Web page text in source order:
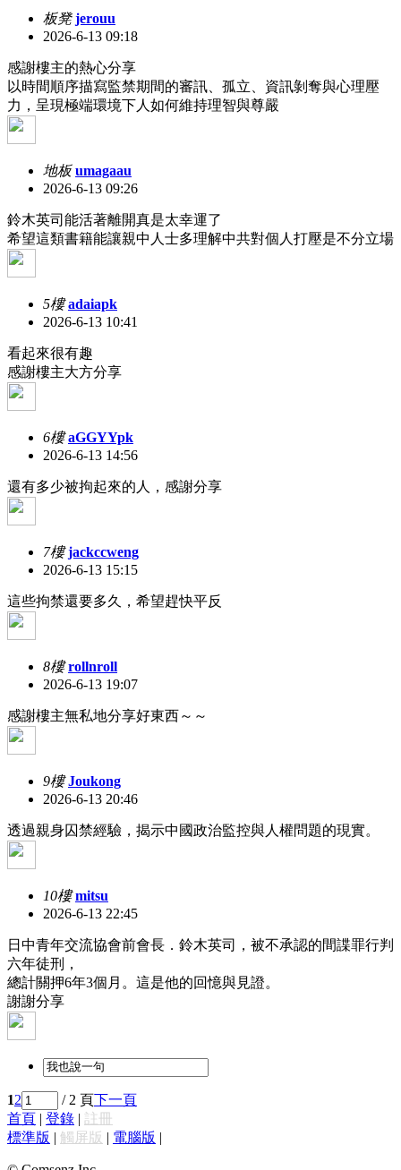
板凳 jerouu
2026-6-13 09:18
感謝樓主的熱心分享
以時間順序描寫監禁期間的審訊、孤立、資訊剝奪與心理壓
力，呈現極端環境下人如何維持理智與尊嚴
地板 umagaau
2026-6-13 09:26
鈴木英司能活著離開真是太幸運了
希望這類書籍能讓親中人士多理解中共對個人打壓是不分立場
5樓 adaiapk
2026-6-13 10:41
看起來很有趣
感謝樓主大方分享
6樓 aGGYYpk
2026-6-13 14:56
還有多少被拘起來的人，感謝分享
7樓 jackccweng
2026-6-13 15:15
這些拘禁還要多久，希望趕快平反
8樓 rollnroll
2026-6-13 19:07
感謝樓主無私地分享好東西～～
9樓 Joukong
2026-6-13 20:46
透過親身囚禁經驗，揭示中國政治監控與人權問題的現實。
10樓 mitsu
2026-6-13 22:45
日中青年交流協會前會長．鈴木英司，被不承認的間諜罪行判
六年徒刑，
總計關押6年3個月。這是他的回憶與見證。
謝謝分享
12 / 2 頁下一頁
首頁 | 登錄 | 註冊
標準版 | 觸屏版 | 電腦版 |